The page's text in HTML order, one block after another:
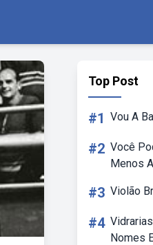
Top Post
#1 Vou A
#2 Você
Menos
#3 Violão
#4
Nomes